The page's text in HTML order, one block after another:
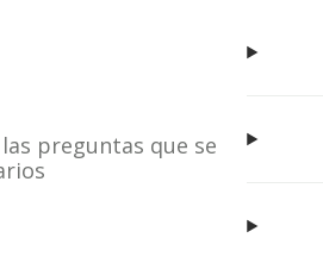
preguntas que se